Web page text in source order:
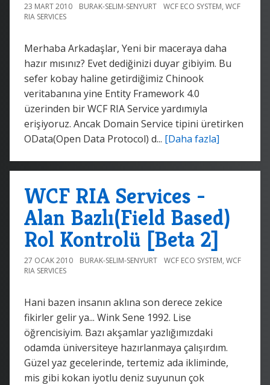
23 MART 2010 BURAK-SELIM-SENYURT WCF ECO SYSTEM, WCF
RIA SERVICES
Merhaba Arkadaşlar, Yeni bir maceraya daha
hazır mısınız? Evet dediğinizi duyar gibiyim. Bu
sefer kobay haline getirdiğimiz Chinook
veritabanına yine Entity Framework 4.0
üzerinden bir WCF RIA Service yardımıyla
erişiyoruz. Ancak Domain Service tipini üretirken
OData(Open Data Protocol) d... [Daha fazla]
WCF RIA Services -
Alan Bazlı(Field Based)
Rol Kontrolü [Beta 2]
27 OCAK 2010 BURAK-SELIM-SENYURT WCF ECO SYSTEM, WCF
RIA SERVICES
Hani bazen insanın aklına son derece zekice
fikirler gelir ya... Wink Sene 1992. Lise
öğrencisiyim. Bazı akşamlar yazlığımızdaki
odamda üniversiteye hazırlanmaya çalışırdım.
Güzel yaz gecelerinde, tertemiz ada ikliminde,
mis gibi kokan iyotlu deniz suyunun çok